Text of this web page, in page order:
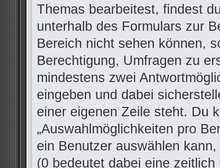
Themas bearbeitest, findest
unterhalb des Formulars zur
Bereich nicht sehen können,
Berechtigung, Umfragen zu
mindestens zwei
eingeben und dabei
einer eigenen Zeile steht. Du
„Auswahlmöglichkeiten pro
ein Benutzer auswählen
(0 bedeutet dabei eine